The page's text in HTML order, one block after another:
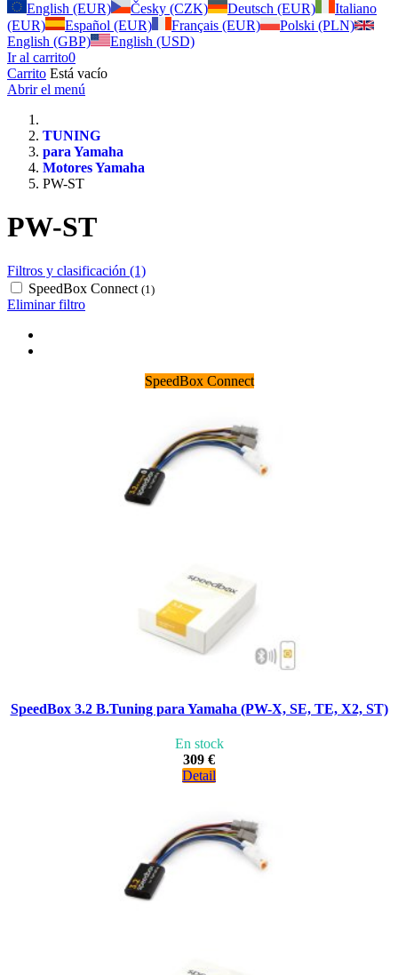
English (EUR)
Česky (CZK) Deutsch (EUR)
Italiano
(EUR)
Español (EUR) Français (EUR)
Polski (PLN)
English (GBP)
English (USD)
Ir al carrito0
Carrito Está vacío
Abrir el menú
TUNING
para Yamaha
Motores Yamaha
PW-ST
PW-ST
Filtros y clasificación (1)
SpeedBox Connect (1)
Eliminar filtro
SpeedBox Connect
SpeedBox 3.2 B.Tuning para Yamaha (PW-X, SE, TE, X2, ST)
En stock
309 €
Detail